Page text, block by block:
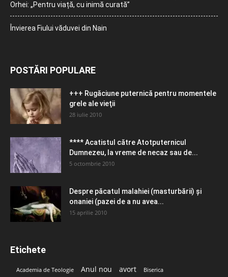
Orhei: „Pentru viață, cu inimă curată”
Învierea Fiului văduvei din Nain
POSTĂRI POPULARE
+++ Rugăciune puternică pentru momentele
grele ale vieţii
28 iulie 2010
**** Acatistul către Atotputernicul
Dumnezeu, la vreme de necaz sau de...
5 octombrie 2010
Despre păcatul malahiei (masturbării) şi
onaniei (pazei de a nu avea...
15 aprilie 2010
Etichete
Academia de Teologie Anul nou avort Biserica